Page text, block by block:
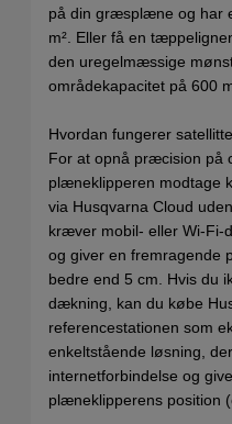
på din græsplæne og har
m². Eller få en
den uregelmæssige
områdekapacitet på 600
Hvordan fungerer
For at opnå præcision på
plæneklipperen modtage
via Husqvarna Cloud
kræver mobil- eller Wi-
og giver en fremragende
bedre end 5 cm. Hvis du
dækning, kan du købe
referencestationen som
enkeltstående løsning,
internetforbindelse og
plæneklipperens position